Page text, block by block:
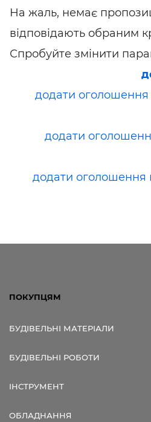
На жаль, немає
відповідають обраним
Спробуйте змінити
додати
додати
додати
ПОКУПЦЯМ
БУДІВЕЛЬНІ МАТЕРІАЛИ
БУДІВЕЛЬНІ РОБОТИ
ІНСТРУМЕНТ
ОБЛАДНАННЯ